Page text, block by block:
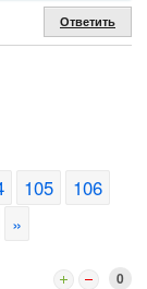
Ответить
105
106
»
0